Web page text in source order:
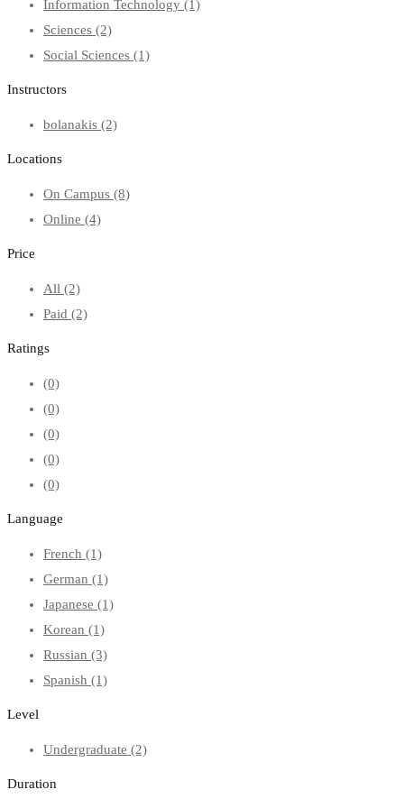
Information Technology (1)
Sciences (2)
Social Sciences (1)
Instructors
bolanakis (2)
Locations
On Campus (8)
Online (4)
Price
All (2)
Paid (2)
Ratings
(0)
(0)
(0)
(0)
(0)
Language
French (1)
German (1)
Japanese (1)
Korean (1)
Russian (3)
Spanish (1)
Level
Undergraduate (2)
Duration